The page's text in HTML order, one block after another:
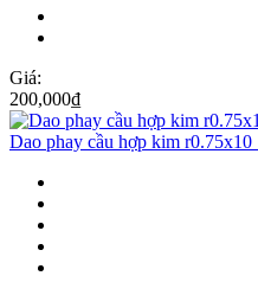
Giá:
200,000₫
Dao phay cầu hợp kim